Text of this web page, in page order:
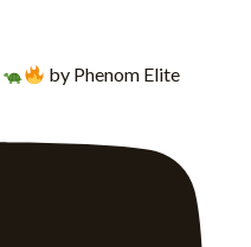
by Phenom Elite